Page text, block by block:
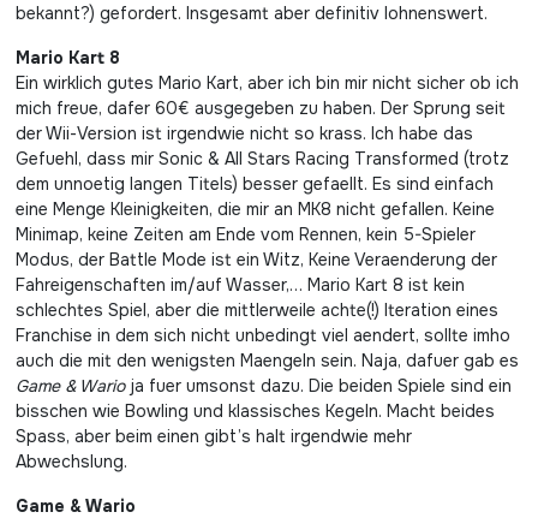
bekannt?) gefordert. Insgesamt aber definitiv lohnenswert.
Mario Kart 8
Ein wirklich gutes Mario Kart, aber ich bin mir nicht sicher ob ich
mich freue, dafer 60€ ausgegeben zu haben. Der Sprung seit
der Wii-Version ist irgendwie nicht so krass. Ich habe das
Gefuehl, dass mir Sonic & All Stars Racing Transformed (trotz
dem unnoetig langen Titels) besser gefaellt. Es sind einfach
eine Menge Kleinigkeiten, die mir an MK8 nicht gefallen. Keine
Minimap, keine Zeiten am Ende vom Rennen, kein 5-Spieler
Modus, der Battle Mode ist ein Witz, Keine Veraenderung der
Fahreigenschaften im/auf Wasser,… Mario Kart 8 ist kein
schlechtes Spiel, aber die mittlerweile achte(!) Iteration eines
Franchise in dem sich nicht unbedingt viel aendert, sollte imho
auch die mit den wenigsten Maengeln sein. Naja, dafuer gab es
Game & Warioja fuer umsonst dazu. Die beiden Spiele sind ein
bisschen wie Bowling und klassisches Kegeln. Macht beides
Spass, aber beim einen gibt’s halt irgendwie mehr
Abwechslung.
Game & Wario